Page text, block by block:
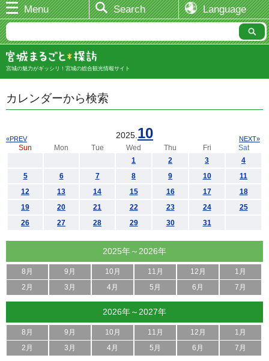
Menu Search Language
宮城の魅力がギッシリ！宮城の総合観光情報サイト
カレンダーから検索
2025. 10
«PREV NEXT»
Sun Mon Tue Wed Thu Fri
Sat
1
2 3
4
5
6 7 8 9 10
11
12
13 14 15 16 17
18
19
20 21 22 23 24
25
26
27 28 29 30 31
2025年～2026年
8月 9月 10月 11月 12月
1月
2月
3月 4月 5月 6月 7月
2026年～2027年
8月 9月 10月 11月 12月
1月
2月
3月 4月 5月 6月 7月